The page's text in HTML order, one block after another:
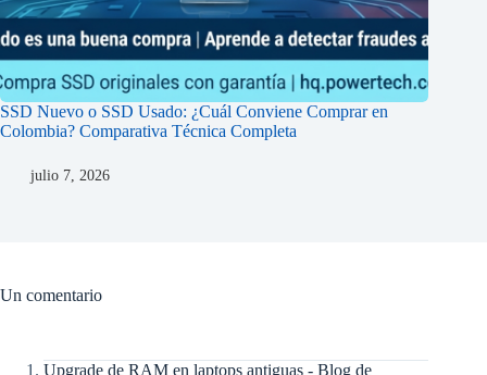
SSD Nuevo o SSD Usado: ¿Cuál Conviene Comprar en
Colombia? Comparativa Técnica Completa
julio 7, 2026
Un comentario
Upgrade de RAM en laptops antiguas - Blog de